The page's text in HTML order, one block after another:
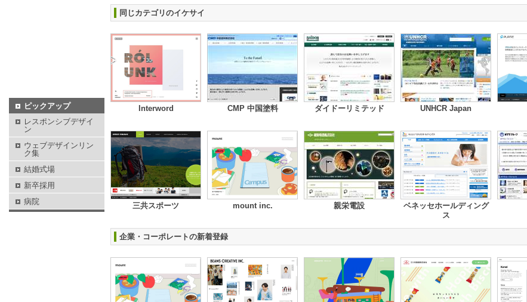
同じカテゴリのイケサイ
Interword CMP 中国塗料 ダイドーリミテッド UNHCR Japan
三共スポーツ mount inc. 親栄電設
ベネッセホールディング
ス
企業・コーポレートの新着登録
ピックアップ
レスポンシブデザイ
ン
ウェブデザインリン
ク集
結婚式場
新卒採用
病院